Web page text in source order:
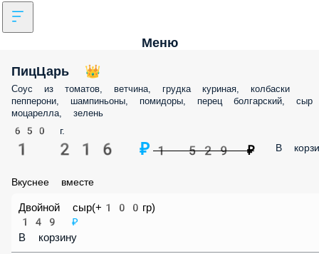
Меню
ПицЦарь 👑
Соус из томатов, ветчина, грудка куриная, колбаски пепперони,
шампиньоны, помидоры, перец болгарский, сыр моцарелла, зелень
650 г.
1 216 ₽
149 ₽
В корзину